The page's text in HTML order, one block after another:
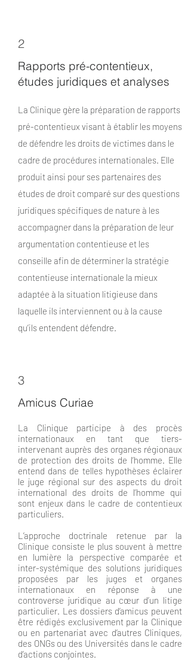
2
Rapports pré-contentieux,
études juridiques et analyses
La Clinique gère la préparation de rapports
pré-contentieux visant à établir les moyens
de défendre les droits de victimes dans le
cadre de procédures internationales. Elle
produit ainsi pour ses partenaires des
études de droit comparé sur des questions
juridiques spécifiques de nature à les
accompagner dans la préparation de leur
argumentation contentieuse et les
conseille afin de déterminer la stratégie
contentieuse internationale la mieux
adaptée à la situation litigieuse dans
laquelle ils interviennent ou à la cause
qu’ils entendent défendre.
3
Amicus Curiae
La Clinique participe à des procès
internationaux en tant que tiers-
intervenant auprès des organes régionaux
de protection des droits de l’homme. Elle
entend dans de telles hypothèses éclairer
le juge régional sur des aspects du droit
international des droits de l’homme qui
sont enjeux dans le cadre de contentieux
particuliers.
L’approche doctrinale retenue par la
Clinique consiste le plus souvent à mettre
en lumière la perspective comparée et
inter-systémique des solutions juridiques
proposées par les juges et organes
internationaux en réponse à une
controverse juridique au cœur d’un litige
particulier. Les dossiers d’amicus peuvent
être rédigés exclusivement par la Clinique
ou en partenariat avec d’autres Cliniques,
des ONGs ou des Universités dans le cadre
d’actions conjointes.